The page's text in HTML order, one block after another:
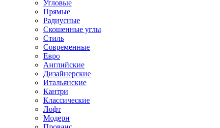
Угловые
Прямые
Радиусные
Скошенные углы
Стиль
Современные
Евро
Английские
Дизайнерские
Итальянские
Кантри
Классические
Лофт
Модерн